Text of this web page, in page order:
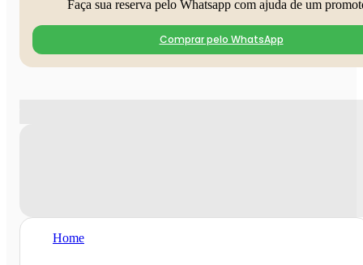
Faça sua reserva pelo Whatsapp com ajuda de um
Comprar pelo WhatsApp
Home